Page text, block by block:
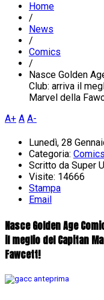
Home
/
News
/
Comics
/
Nasce Golden
Club: arriva il
Marvel della
A+ A A-
Lunedì, 28
Categoria: Comics
Scritto da Super
Visite: 14666
Stampa
Email
Nasce Golden Age
il meglio del Capitan
Fawcett!